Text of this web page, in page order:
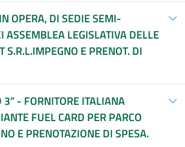
SEDIE SEMI-
LEGISLATIVA DELLE
E PRENOT. DI
3” - FORNITORE ITALIANA
FUEL CARD PER PARCO
E PRENOTAZIONE DI SPESA.